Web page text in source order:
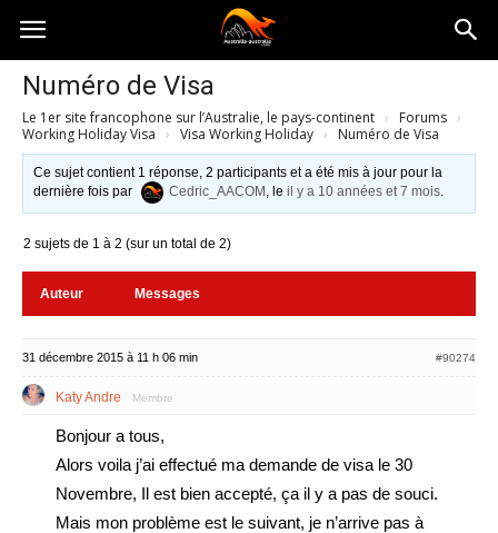
Australia-
australie.com
Numéro de Visa
Le 1er site francophone sur l’Australie, le pays-continent › Forums ›
Working Holiday Visa › Visa Working Holiday › Numéro de Visa
Ce sujet contient 1 réponse, 2 participants et a été mis à jour pour la
dernière fois par
Cedric_AACOM , leil y a 10 années et 7 mois.
2 sujets de 1 à 2 (sur un total de 2)
Auteur Messages
31 décembre 2015 à 11 h 06 min #90274
Katy Andre Membre
Bonjour a tous,
Alors voila j’ai effectué ma demande de visa le 30
Novembre, Il est bien accepté, ça il y a pas de souci.
Mais mon problème est le suivant, je n’arrive pas à